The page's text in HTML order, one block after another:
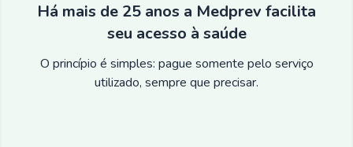
Há mais de 25 anos a Medprev facilita
seu acesso à saúde
O princípio é simples: pague somente pelo serviço
utilizado, sempre que precisar.